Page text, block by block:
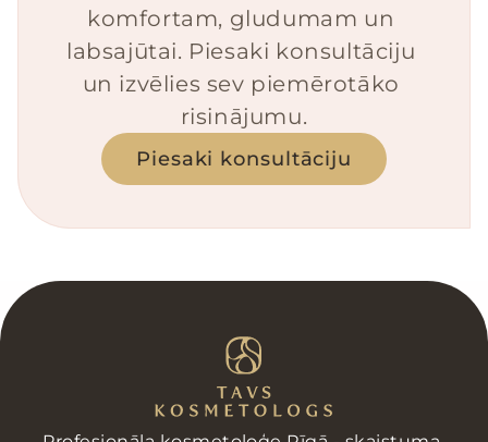
komfortam, gludumam un
labsajūtai. Piesaki konsultāciju
un izvēlies sev piemērotāko
risinājumu.
Piesaki konsultāciju